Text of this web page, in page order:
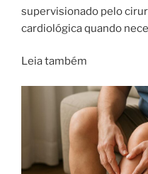
supervisionado pelo
cardiológica quando
Leia também